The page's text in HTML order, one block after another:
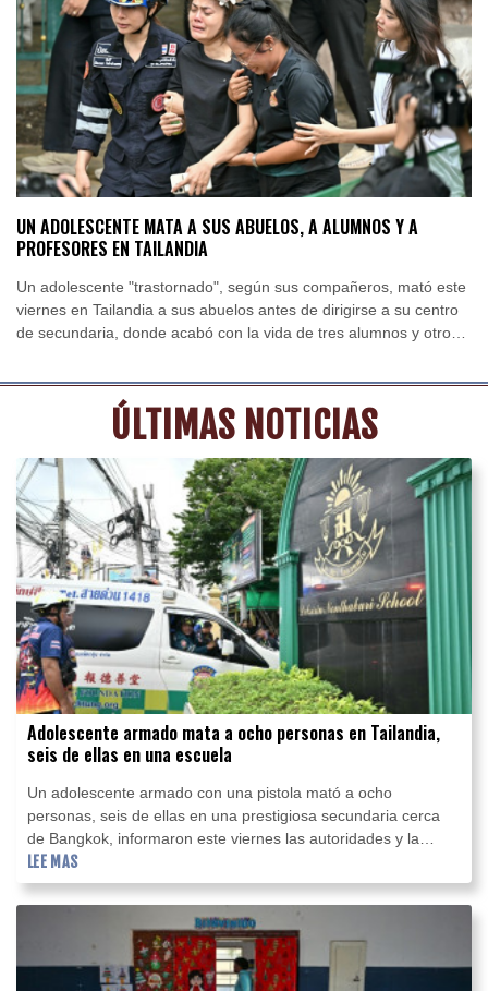
Alicante
33 °C Córdoba
37 °C
Málaga
31 °C Murcia
34 °C
Las Palmas de Gran Canaria
29 °C
Ibiza
30 °C Buenos Aires
13 °C
Caracas
29 °C Managua
28 °C
San José
36 °C Asunción
23 °C
Panama City
33 °C
UN ADOLESCENTE MATA A SUS ABUELOS, A ALUMNOS Y A
PROFESORES EN TAILANDIA
Un adolescente "trastornado", según sus compañeros, mató este
viernes en Tailandia a sus abuelos antes de dirigirse a su centro
de secundaria, donde acabó con la vida de tres alumnos y otros
ÚLTIMAS NOTICIAS
Adolescente armado mata a ocho personas en Tailandia,
seis de ellas en una escuela
Un adolescente armado con una pistola mató a ocho
personas, seis de ellas en una prestigiosa secundaria cerca
de Bangkok, informaron este viernes las autoridades y la
policía tailandesas.
LEE MAS